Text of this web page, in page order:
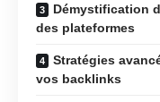
Démystification
des plateformes
Stratégies
vos backlinks